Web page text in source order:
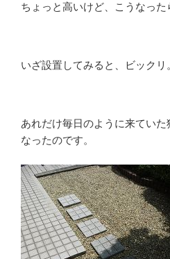
ちょっと高いけど、こうなった
いざ設置してみると、ビックリ
あれだけ毎日のように来ていた
なったのです。